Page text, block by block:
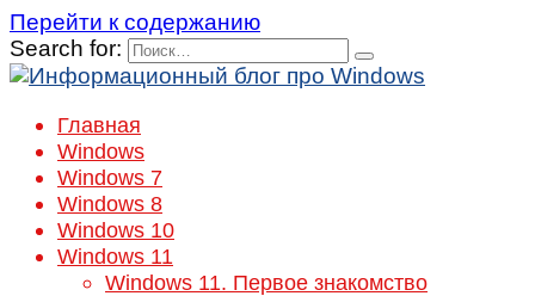
Перейти к содержанию
Search for:
Главная
Windows
Windows 7
Windows 8
Windows 10
Windows 11
Windows 11. Первое знакомство